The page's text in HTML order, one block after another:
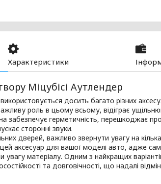
Характеристики
Міцубісі Аутлендер
досить багато різних
роль в цьому всьому, відіграє
забезпечує герметичність, перешкоджає
сторонні звуки.
дверей, важливо звернути увагу на
аксесуар для вашої моделі авто, адже
увагу матеріалу. Одним з найкращих
та довговічності, що надалі